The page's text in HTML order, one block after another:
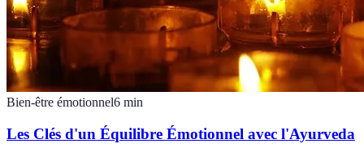
Bien-être émotionnel6 min
Les Clés d'un Équilibre Émotionnel avec l'Ayurveda